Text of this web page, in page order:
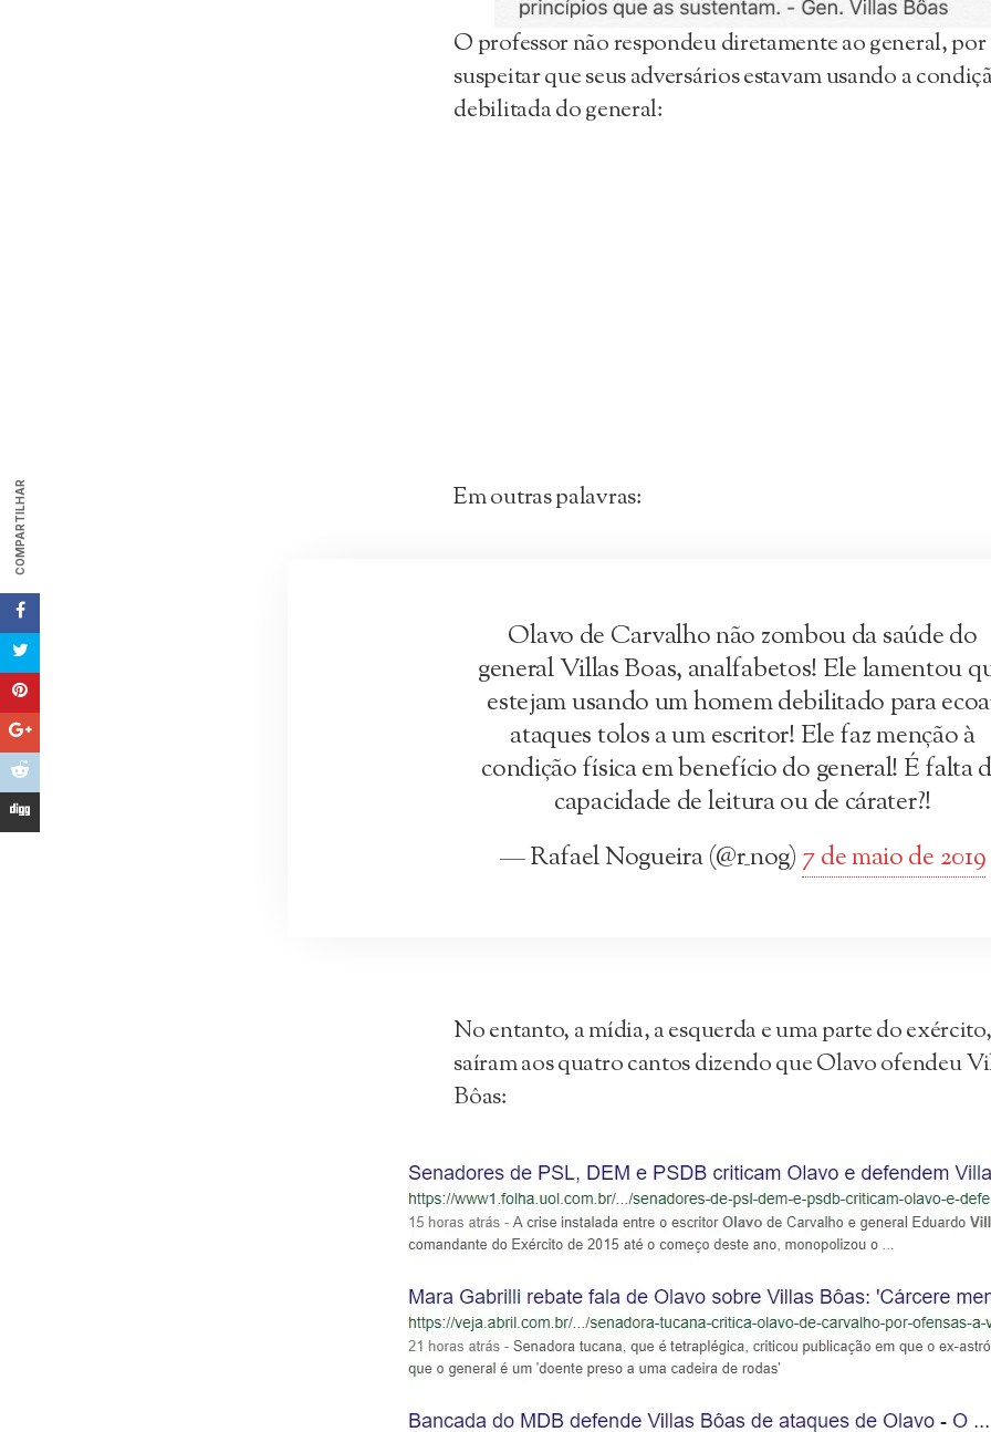
COMPARTILHAR
O professor não respondeu diretamente ao general, por
suspeitar que seus adversários estavam usando a
debilitada do general:
Em outras palavras:
Olavo de Carvalho não zombou da saúde do
general Villas Boas, analfabetos! Ele lamentou
estejam usando um homem debilitado para
ataques tolos a um escritor! Ele faz menção à
condição física em benefício do general! É falta
capacidade de leitura ou de cárater?!
— Rafael Nogueira (@r_nog) 7 de maio de 2019
No entanto, a mídia, a esquerda e uma parte do exército,
saíram aos quatro cantos dizendo que Olavo ofendeu
Bôas: